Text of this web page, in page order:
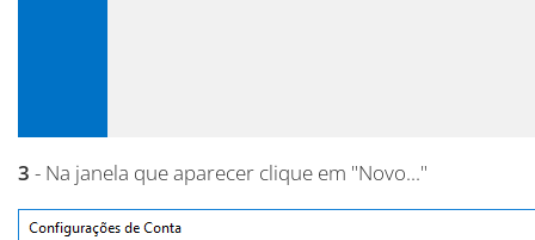
3 - Na janela que aparecer clique em "Novo..."